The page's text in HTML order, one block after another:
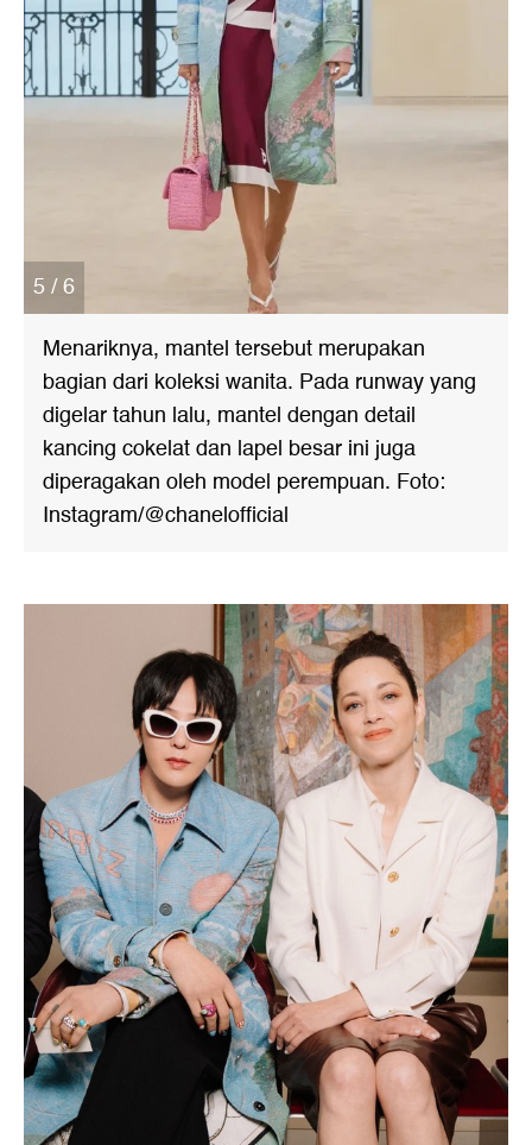
5 / 6
Menariknya, mantel tersebut merupakan
bagian dari koleksi wanita. Pada runway yang
digelar tahun lalu, mantel dengan detail
kancing cokelat dan lapel besar ini juga
diperagakan oleh model perempuan. Foto:
Instagram/@chanelofficial